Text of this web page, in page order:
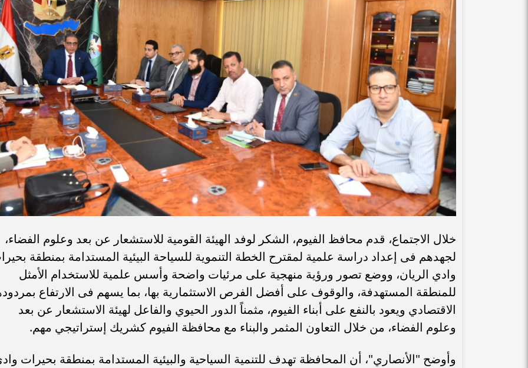
خلال الاجتماع، قدم محافظ الفيوم، الشكر لوفد الهيئة القومية للاستشعار عن بعد وعلوم الفضاء،
لجهدهم فى إعداد دراسة علمية لمقترح الخطة التنموية للسياحة البيئية المستدامة بمنطقة
وادي الريان، ووضع تصور ورؤية منهجية على مرئيات واضحة وأسس علمية للاستخدام الأمثل
للمنطقة المستهدفة، والوقوف على أفضل الفرص الاستثمارية بها، بما يسهم فى الارتفاع
الاقتصادي ويعود بالنفع على أبناء الفيوم، مثمناً الدور الحيوي والفاعل لهيئة الاستشعار عن بعد
وعلوم الفضاء، من خلال التعاون المثمر والبناء مع محافظة الفيوم كشريك إستراتيجي مهم.
وأوضح "الأنصاري"، أن المحافظة تهدف للتنمية السياحية والبيئية المستدامة بمنطقة بحيرات